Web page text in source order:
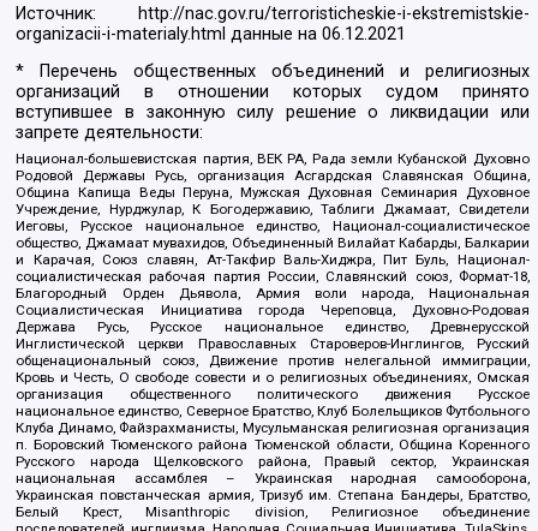
Источник:
http://nac.gov.ru/terroristicheskie-i-ekstremistskie-
organizacii-i-materialy.html данные на06.12.2021
* Перечень общественных объединений и религиозных
организаций в отношении которых судом принято
вступившее в законную силу решение о ликвидации или
запрете деятельности:
Национал-большевистская партия, ВЕК РА, Рада земли Кубанской Духовно
Родовой Державы Русь, организация Асгардская Славянская Община,
Община Капища Веды Перуна, Мужская Духовная Семинария Духовное
Учреждение, Нурджулар, К Богодержавию, Таблиги Джамаат, Свидетели
Иеговы, Русское национальное единство, Национал-социалистическое
общество, Джамаат мувахидов, Объединенный Вилайат Кабарды, Балкарии
и Карачая, Союз славян, Ат-Такфир Валь-Хиджра, Пит Буль, Национал-
социалистическая рабочая партия России, Славянский союз, Формат-18,
Благородный Орден Дьявола, Армия воли народа, Национальная
Социалистическая Инициатива города Череповца, Духовно-Родовая
Держава Русь, Русское национальное единство, Древнерусской
Инглистической церкви Православных Староверов-Инглингов, Русский
общенациональный союз, Движение против нелегальной иммиграции,
Кровь и Честь, О свободе совести и о религиозных объединениях, Омская
организация общественного политического движения Русское
национальное единство, Северное Братство, Клуб Болельщиков Футбольного
Клуба Динамо, Файзрахманисты, Мусульманская религиозная организация
п. Боровский Тюменского района Тюменской области, Община Коренного
Русского народа Щелковского района, Правый сектор, Украинская
национальная ассамблея – Украинская народная самооборона,
Украинская повстанческая армия, Тризуб им. Степана Бандеры, Братство,
Белый Крест, Misanthropic division, Религиозное объединение